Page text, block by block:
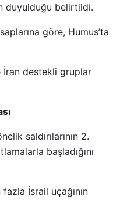
duyulduğu belirtildi.
göre, Humus’ta
İran destekli gruplar
saldırılarının 2.
başladığını
fazla İsrail uçağının